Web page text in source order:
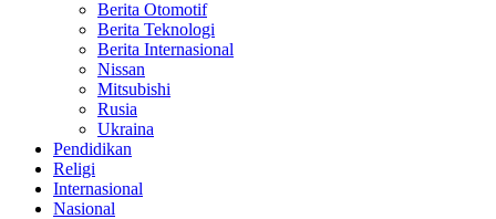
Berita Otomotif
Berita Teknologi
Berita Internasional
Nissan
Mitsubishi
Rusia
Ukraina
Pendidikan
Religi
Internasional
Nasional